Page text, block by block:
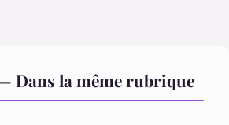
Dans la même rubrique